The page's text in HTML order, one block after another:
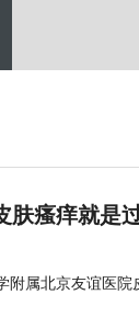
肤瘙痒就是
附属北京友谊医院